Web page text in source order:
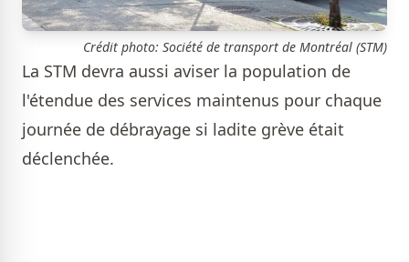
Crédit photo: Société de transport de Montréal (STM)
La STM devra aussi aviser la population de
l'étendue des services maintenus pour chaque
journée de débrayage si ladite grève était
déclenchée.